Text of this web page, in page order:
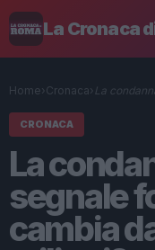
La Cronaca
Home› Cronaca› La
CRONACA
La
segnale
cambia